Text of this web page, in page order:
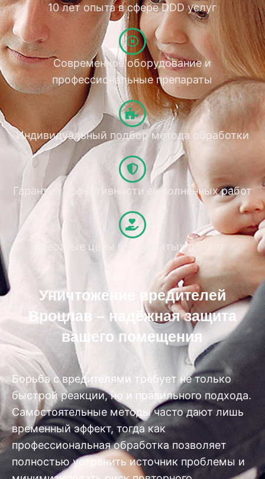
10 лет опыта в сфере DDD услуг
Современное оборудование и
профессиональные препараты
Индивидуальный подбор метода обработки
Гарантия эффективности выполненных работ
Честные цены без скрытых доплат
Уничтожение вредителей
Вроцлав – надёжная защита
вашего помещения
Борьба с вредителями требует не только
быстрой реакции, но и правильного подхода.
Самостоятельные методы часто дают лишь
временный эффект, тогда как
профессиональная обработка позволяет
полностью устранить источник проблемы и